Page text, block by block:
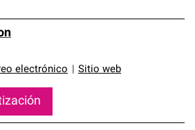
electrónico Sitio web